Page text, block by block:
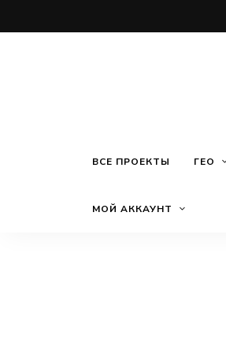
ВСЕ ПРОЕКТЫ ГЕО
МОЙ АККАУНТ